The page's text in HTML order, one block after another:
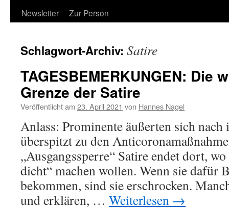
Newsletter
Zur Person
Schlagwort-Archiv: Satire
TAGESBEMERKUNGEN: Die
Grenze der Satire
Veröffentlicht am 23. April 2021 von Hannes Nagel
Anlass: Prominente äußerten sich
überspitzt zu den
„Ausgangssperre“ Satire endet dort,
dicht“ machen wollen. Wenn sie dafür
bekommen, sind sie erschrocken.
und erklären, … Weiterlesen →